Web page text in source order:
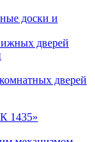
доски и
дверей
дверей
1435»